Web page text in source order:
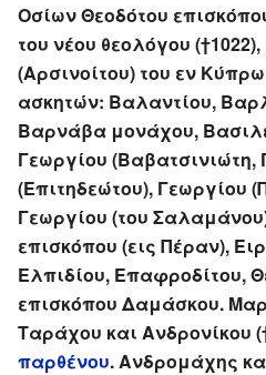
Οσίων Θεοδότου
του νέου θεολόγου (†1022),
(Αρσινοίτου) του εν
ασκητών: Βαλαντίου,
Βαρνάβα μονάχου,
Γεωργίου (Βαβατσινιώτη,
(Επιτηδεώτου), Γεωργίου
Γεωργίου (του
επισκόπου (εις Πέραν),
Ελπιδίου, Επαφροδίτου,
επισκόπου Δαμάσκου.
Ταράχου και Ανδρονίκου
παρθένου. Ανδρομάχης